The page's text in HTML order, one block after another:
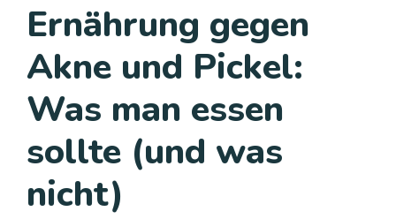
Ernährung gegen
Akne und Pickel:
Was man essen
sollte (und was
nicht)